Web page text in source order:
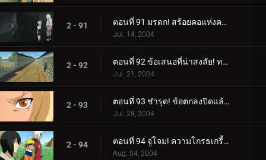
2 - 91 ตอนที่ 91 มรดก! สร้อยคอแห่งความตาย!
Jul. 14, 2004
2 - 92 ตอนที่ 92 ข้อเสนอที่น่าสงสัย! ทางเลือกของซึนาเดะ!
Jul. 21, 2004
2 - 93 ตอนที่ 93 ชำรุด! ข้อตกลงปิดแล้ว!
Jul. 28, 2004
2 - 94 ตอนที่ 94 จู่โจม! ความโกรธเกรี้ยวของ Rasengan!
Aug. 04, 2004